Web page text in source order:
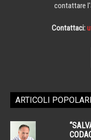
contattare
Contattaci:
ARTICOLI POPOLARI